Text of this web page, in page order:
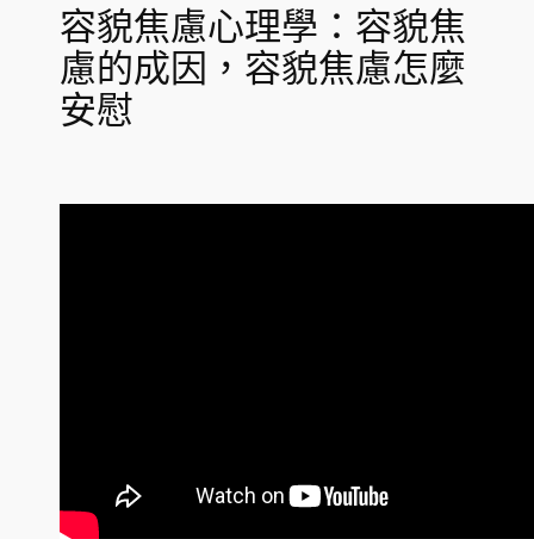
容貌焦慮心理學：容貌焦
慮的成因，容貌焦慮怎麼
安慰